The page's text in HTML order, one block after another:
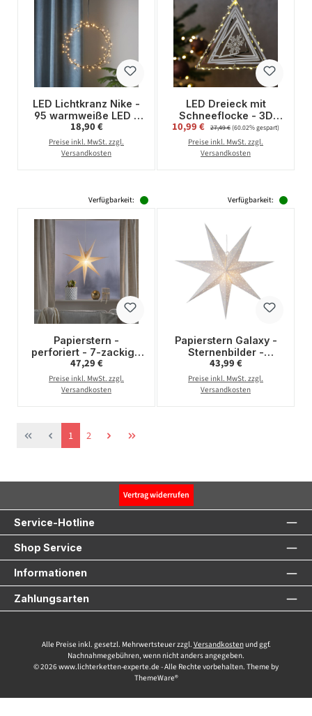
LED Lichtkranz Nike -
95 warmweiße LED -
D: 24cm - für Innen -
schwarz
Regulärer Preis:
18,90 €
Preise inkl. MwSt. zzgl.
Versandkosten
LED Dreieck mit
Schneeflocke - 3D
Dekohänger - 30
warmweiße LED - H:
16,5cm - Timer - silber
Verkaufspreis:
10,99 € Regulärer Preis:
27,49 €(60.02% gespart)
Preise inkl. MwSt. zzgl.
Versandkosten
Verfügbarkeit:
Papierstern -
perforiert - 7-zackig -
hängend - D: 78cm -
inkl. E14 Fassung u.
Kabel-weiß
Regulärer Preis:
47,29 €
Preise inkl. MwSt. zzgl.
Versandkosten
Verfügbarkeit:
Papierstern Galaxy -
Sternenbilder -
hängend - 7-zackig -
100cm - inkl. E14
Fassung u. Kabel -
Regulärer Preis:
43,99 €
Preise inkl. MwSt. zzgl.
Versandkosten
Seite
1 Seite
2
Vertrag widerrufen
Service-Hotline
Shop Service
Informationen
Zahlungsarten
Alle Preise inkl. gesetzl. Mehrwertsteuer zzgl. Versandkostenund ggf.
Nachnahmegebühren, wenn nicht anders angegeben.
© 2026 www.lichterketten-experte.de - Alle Rechte vorbehalten. Theme by
ThemeWare®